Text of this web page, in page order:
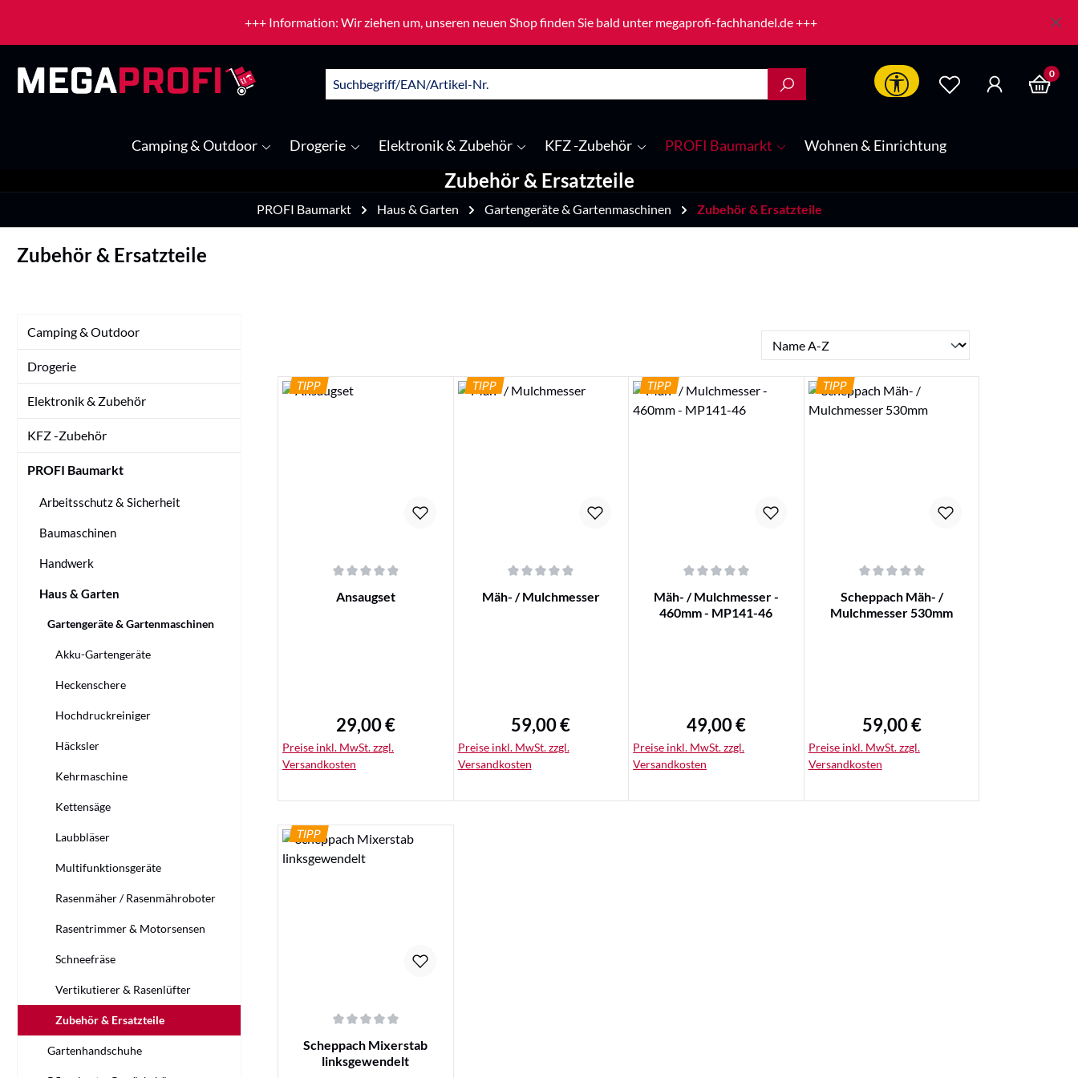
+++ Information: Wir ziehen um, unseren neuen Shop finden Sie bald unter megaprofi-fachhandel.de +++
Werkzeugleiste anzeigen
0
Camping & Outdoor Drogerie Elektronik & Zubehör KFZ -Zubehör PROFI Baumarkt Wohnen & Einrichtung
Zubehör & Ersatzteile
PROFI Baumarkt Haus & Garten Gartengeräte & Gartenmaschinen Zubehör & Ersatzteile
Zubehör & Ersatzteile
Camping & Outdoor
Drogerie
Elektronik & Zubehör
KFZ -Zubehör
PROFI Baumarkt
Arbeitsschutz & Sicherheit
Baumaschinen
Handwerk
Haus & Garten
Gartengeräte & Gartenmaschinen
Akku-Gartengeräte
Heckenschere
Hochdruckreiniger
Häcksler
Kehrmaschine
Kettensäge
Laubbläser
Multifunktionsgeräte
Rasenmäher / Rasenmähroboter
Rasentrimmer & Motorsensen
Schneefräse
Vertikutierer & Rasenlüfter
Zubehör & Ersatzteile
Gartenhandschuhe
TIPP
Durchschnittliche Bewertung von 0 von 5 Sternen
Ansaugset
Regulärer Preis:
29,00 €
Preise inkl. MwSt. zzgl.
Versandkosten
TIPP
Durchschnittliche Bewertung von 0 von 5 Sternen
Mäh- / Mulchmesser
Regulärer Preis:
59,00 €
Preise inkl. MwSt. zzgl.
Versandkosten
TIPP
Durchschnittliche Bewertung von 0 von 5 Sternen
Mäh- / Mulchmesser -
460mm - MP141-46
Regulärer Preis:
49,00 €
Preise inkl. MwSt. zzgl.
Versandkosten
TIPP
Durchschnittliche Bewertung von 0 von 5
Scheppach Mäh- /
Mulchmesser 530mm
Regulärer Preis:
59,00 €
Preise inkl. MwSt. zzgl.
Versandkosten
TIPP
Durchschnittliche Bewertung von 0 von 5 Sternen
Scheppach Mixerstab
linksgewendelt